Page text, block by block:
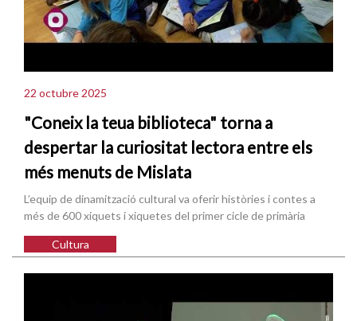
22 octubre 2025
"Coneix la teua biblioteca" torna a
despertar la curiositat lectora entre els
més menuts de Mislata
L’equip de dinamització cultural va oferir històries i contes a
més de 600 xiquets i xiquetes del primer cicle de primària
Cultura